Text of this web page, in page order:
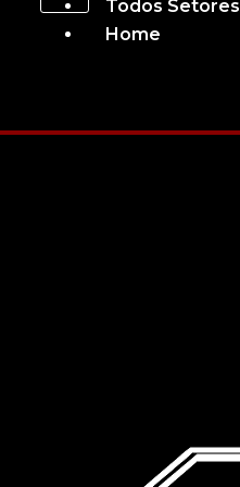
Home
Todos Setores